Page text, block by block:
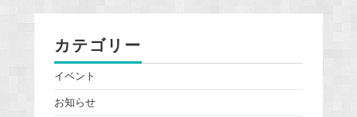
カテゴリー
イベント
お知らせ